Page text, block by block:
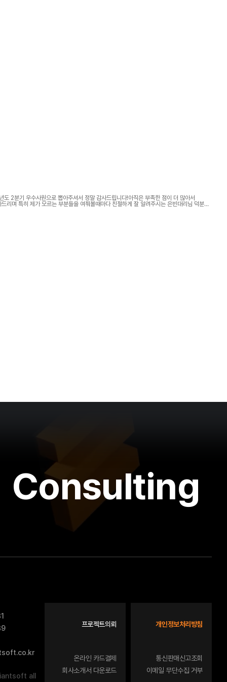
2분기 우수사원으로 뽑아주셔서 정말 감사드립니다!아직은 부족한 점이 더 많아서
리며 특히 제가 모르는 부분들을 여쭤볼때마다 친절하게 잘 알려주시는 은빈대리님 덕분에
니다!
Consulting
all
프로젝트의뢰
온라인 카드결제
회사소개서 다운로드
개인정보처리방침
통신판매신고조회
이메일 무단수집 거부